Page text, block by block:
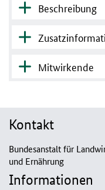
Beschreibung
Mitwirkende
Kontakt
Bundesanstalt für
und Ernährung
Informationen